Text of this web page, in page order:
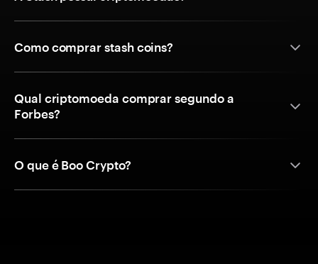
Como comprar stash coins?
Qual criptomoeda comprar segundo a
Forbes?
O que é Boo Crypto?